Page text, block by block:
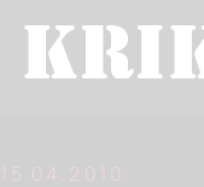
15.04.2010.